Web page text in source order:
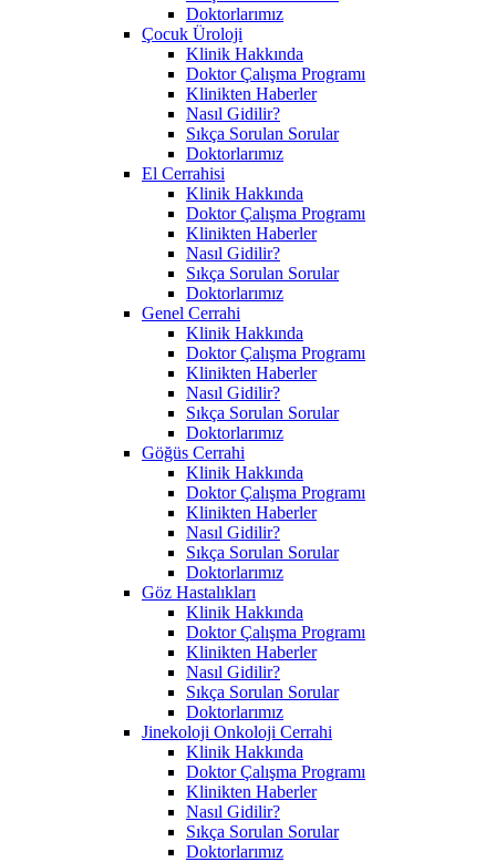
Doktorlarımız
Çocuk Üroloji
Klinik Hakkında
Doktor Çalışma Programı
Klinikten Haberler
Nasıl Gidilir?
Sıkça Sorulan Sorular
Doktorlarımız
El Cerrahisi
Klinik Hakkında
Doktor Çalışma Programı
Klinikten Haberler
Nasıl Gidilir?
Sıkça Sorulan Sorular
Doktorlarımız
Genel Cerrahi
Klinik Hakkında
Doktor Çalışma Programı
Klinikten Haberler
Nasıl Gidilir?
Sıkça Sorulan Sorular
Doktorlarımız
Göğüs Cerrahi
Klinik Hakkında
Doktor Çalışma Programı
Klinikten Haberler
Nasıl Gidilir?
Sıkça Sorulan Sorular
Doktorlarımız
Göz Hastalıkları
Klinik Hakkında
Doktor Çalışma Programı
Klinikten Haberler
Nasıl Gidilir?
Sıkça Sorulan Sorular
Doktorlarımız
Jinekoloji Onkoloji Cerrahi
Klinik Hakkında
Doktor Çalışma Programı
Klinikten Haberler
Nasıl Gidilir?
Sıkça Sorulan Sorular
Doktorlarımız